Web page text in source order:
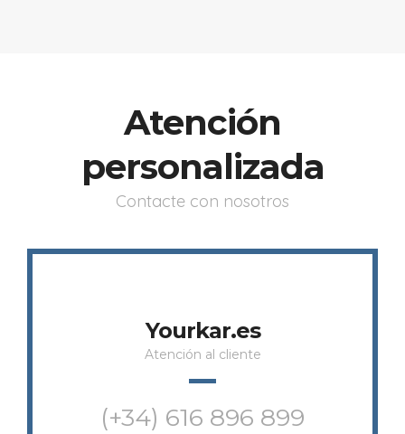
Atención
personalizada
Contacte con nosotros
Yourkar.es
Atención al cliente
(+34) 616 896 899